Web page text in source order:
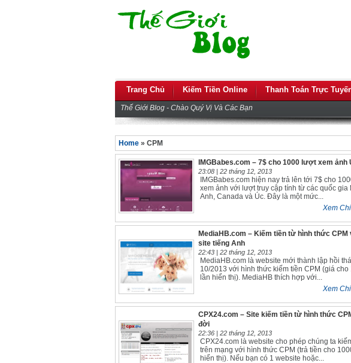
Trang Chủ Kiếm Tiền Online Thanh Toán Trực
Thế Giới Blog - Chào Quý Vị Và Các Bạn
Home » CPM
IMGBabes.com – 7$ cho 1000 lượt xem ảnh
23:08 | 22 tháng 12, 2013
IMGBabes.com hiện nay trả lên tới 7$ cho
xem ảnh với lượt truy cập tính từ các quốc gia
Anh, Canada và Úc. Đây là một mức...
Xem
MediaHB.com – Kiếm tiền từ hình thức CPM
site tiếng Anh
22:43 | 22 tháng 12, 2013
MediaHB.com là website mới thành lập hồi
10/2013 với hình thức kiếm tiền CPM (giá cho
lần hiển thị). MediaHB thích hợp với...
Xem
CPX24.com – Site kiếm tiền từ hình thức
đời
22:36 | 22 tháng 12, 2013
CPX24.com là website cho phép chúng ta
trên mạng với hình thức CPM (trả tiền cho
hiển thị). Nếu bạn có 1 website hoặc...